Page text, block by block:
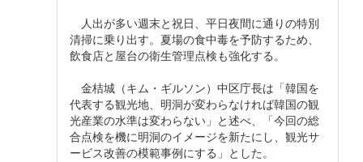
人出が多い週末と祝日、平日夜間に通りの特別
清掃に乗り出す。夏場の食中毒を予防するため、
飲食店と屋台の衛生管理点検も強化する。
金桔城（キム・ギルソン）中区庁長は「韓国を
代表する観光地、明洞が変わらなければ韓国の観
光産業の水準は変わらない」と述べ、「今回の総
合点検を機に明洞のイメージを新たにし、観光サ
ービス改善の模範事例にする」とした。